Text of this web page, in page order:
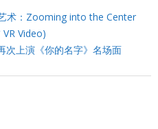
术：Zooming into the Center
Video)
次上演《你的名字》名场面